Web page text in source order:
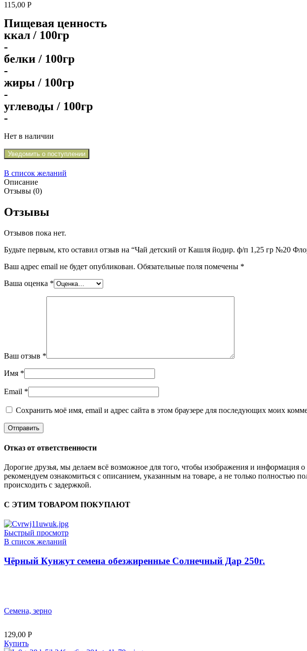
115,00 Р
Пищевая ценность
ккал / 100гр
-
белки / 100гр
-
жиры / 100гр
-
углеводы / 100гр
-
Нет в наличии
Уведомить о поступлении
В список желаний
Описание
Отзывы (0)
Отзывы
Отзывов пока нет.
Будьте первым, кто оставил отзыв на “Чай детский от Кашля йодир. ф/п 1,25 гр №20
Ваш адрес email не будет опубликован. Обязательные поля помечены *
Ваша оценка *
Ваш отзыв *
Имя *
Email *
Сохранить моё имя, email и адрес сайта в этом браузере для последующих моих
Отказ от ответственности
Дорогие друзья, мы делаем всё возможное для того, чтобы изображения и информация
рекомендуем ознакомиться с описанием, указанным на товаре, а не только полностью
происходить с задержкой.
С ЭТИМ ТОВАРОМ ПОКУПАЮТ
Быстрый просмотр
В список желаний
Чёрный Кунжут семена обезжиренные Солнечный Дар 250г.
Семена, зерно
129,00 Р
Купить